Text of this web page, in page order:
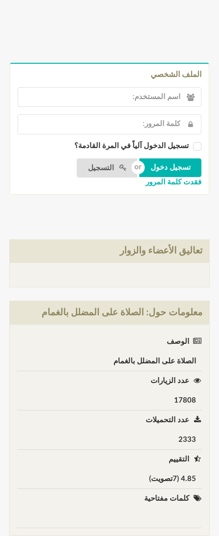
الملف الشخصي
تسجيل الدخول آلياً في المرة القادمة؟
التسجيل
فقدت كلمة المرور
تعاليق الأعضاء والزوار
معلومات حول: الصلاة على المضلل بالغمام
الوصف
الصلاة على المضلل بالغمام
عدد الزيارات
17808
عدد التحميلات
2333
التقييم
4.85 (7تصويت)
كلمات مفتاحية